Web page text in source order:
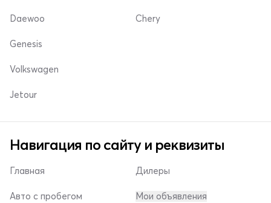
Daewoo Chery
Genesis
Volkswagen
Jetour
Навигация по сайту и реквизиты
Главная
Авто с пробегом
Дилеры
Мои объявления